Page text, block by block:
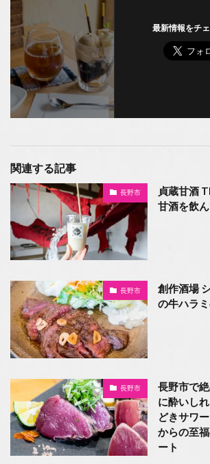
最新情報をチ
関連する記事
長野市
貞蔵甘酒
甘酒を飲
長野市
創作酒場
の牛ハラ
長野市
長野市で
に酔いし
どきサワ
からの至
ート